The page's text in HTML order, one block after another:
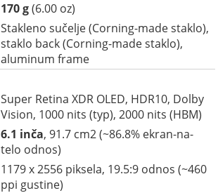
170 g(6.00 oz)
Stakleno sučelje (Corning-made staklo),
staklo back (Corning-made staklo),
aluminum frame
Super Retina XDR OLED, HDR10, Dolby
Vision, 1000 nits (typ), 2000 nits (HBM)
6.1 inča, 91.7 cm2 (~86.8% ekran-na-
telo odnos)
1179 x 2556 piksela, 19.5:9 odnos (~460
ppi gustine)